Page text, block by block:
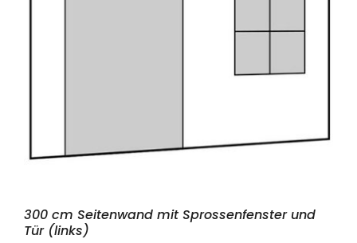
300 cm Seitenwand mit Sprossenfenster und
Tür (links)